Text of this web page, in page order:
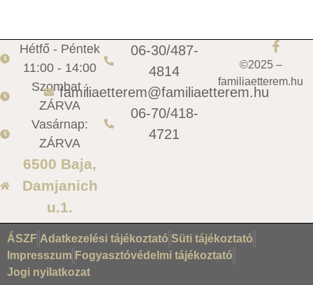
Hétfő - Péntek
11:00 - 14:00
Szombat :
ZÁRVA
Vasárnap:
ZÁRVA
6500 Baja,
Damjanich
u.1.
06-30/487-
4814
familiaetterem@familiaetterem.hu
06-70/418-
4721
©2025 –
familiaetterem.hu
ÁSZF Adatkezelési tájékoztató Süti tájékoztató
Impresszum Fogyasztóvédelmi tájékoztató
Jogi nyilatkozat